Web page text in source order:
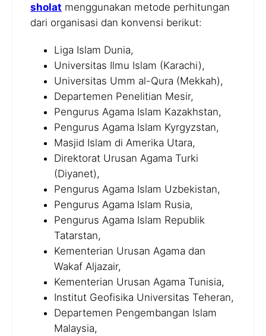
sholat menggunakan metode perhitungan
dari organisasi dan konvensi berikut:
Liga Islam Dunia,
Universitas Ilmu Islam (Karachi),
Universitas Umm al-Qura (Mekkah),
Departemen Penelitian Mesir,
Pengurus Agama Islam Kazakhstan,
Pengurus Agama Islam Kyrgyzstan,
Masjid Islam di Amerika Utara,
Direktorat Urusan Agama Turki
(Diyanet),
Pengurus Agama Islam Uzbekistan,
Pengurus Agama Islam Rusia,
Pengurus Agama Islam Republik
Tatarstan,
Kementerian Urusan Agama dan
Wakaf Aljazair,
Kementerian Urusan Agama Tunisia,
Institut Geofisika Universitas Teheran,
Departemen Pengembangan Islam
Malaysia,